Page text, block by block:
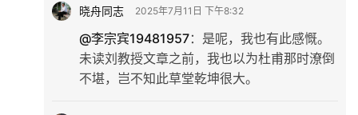
晓舟同志 2025年7月11日 下午8:32
@李宗宾19481957： 是呢，我也有此感慨。
未读刘教授文章之前，我也以为杜甫那时潦倒
不堪，岂不知此草堂乾坤很大。